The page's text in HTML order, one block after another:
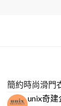
簡約時尚滑門
unix奇